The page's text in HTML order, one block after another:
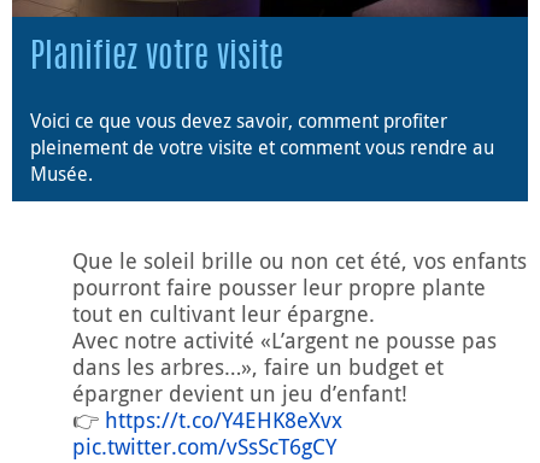
Planifiez votre visite
Voici ce que vous devez savoir, comment profiter
pleinement de votre visite et comment vous rendre au
Musée.
Que le soleil brille ou non cet été, vos enfants
pourront faire pousser leur propre plante
tout en cultivant leur épargne.
Avec notre activité «L’argent ne pousse pas
dans les arbres…», faire un budget et
épargner devient un jeu d’enfant!
👉 https://t.co/Y4EHK8eXvx
pic.twitter.com/vSsScT6gCY